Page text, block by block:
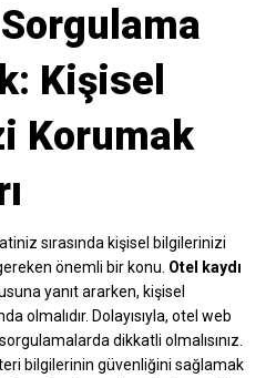
Kişisel
Korumak
sırasında kişisel bilgilerinizi
önemli bir konu. Otel kaydı
yanıt ararken, kişisel
olmalıdır. Dolayısıyla, otel web
dikkatli olmalısınız.
bilgilerinin güvenliğini sağlamak